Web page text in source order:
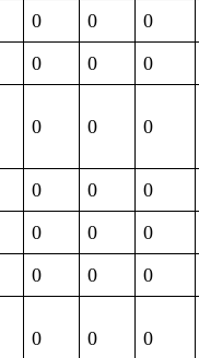
0 0 0
0 0 0
0 0 0
0 0 0
0 0 0
0 0 0
0 0 0